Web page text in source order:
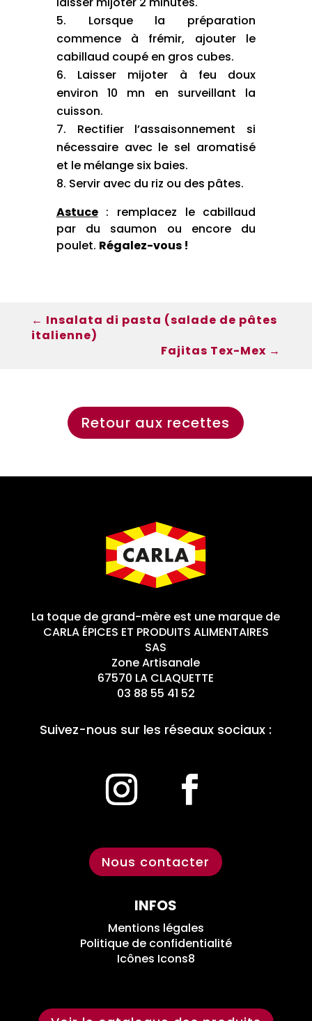
Lorsque la préparation
commence à frémir, ajouter le
cabillaud coupé en gros cubes.
Laisser mijoter à feu doux
environ 10 mn en surveillant la
cuisson.
Rectifier l’assaisonnement si
nécessaire avec le sel aromatisé
et le mélange six baies.
Servir avec du riz ou des pâtes.
Astuce: remplacez le cabillaud
par du saumon ou encore du
poulet. Régalez-vous !
← Insalata di pasta (salade de pâtes
italienne)
Fajitas Tex-Mex →
Retour aux recettes
La toque de grand-mère est une marque de
CARLA ÉPICES ET PRODUITS ALIMENTAIRES
SAS
Zone Artisanale
67570 LA CLAQUETTE
03 88 55 41 52
Suivez-nous sur les réseaux sociaux :
Nous contacter
INFOS
Mentions légales
Politique de confidentialité
Icônes Icons8